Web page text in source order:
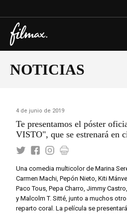
NOTICIAS
4 de junio de 2019
Te presentamos el póster
VISTO", que se estrenará en
Una comedia multicolor de Marina
Carmen Machi, Pepón Nieto, Kiti
Paco Tous, Pepa Charro, Jimmy
y Malcolm T. Sitté, junto a muchos
reparto coral. La película se